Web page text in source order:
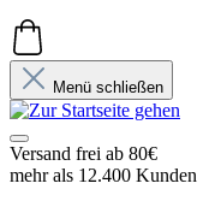
Menü schließen
Versand frei ab 80€
mehr als 12.400 Kunden